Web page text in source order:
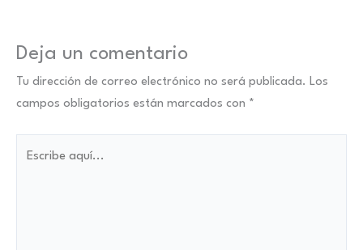
Deja un comentario
Tu dirección de correo electrónico no será publicada. Los
campos obligatorios están marcados con *